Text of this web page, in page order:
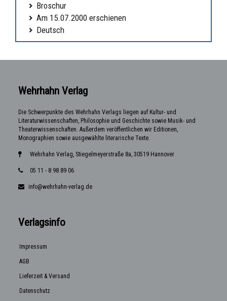
Broschur
Am 15.07.2000 erschienen
Deutsch
Wehrhahn Verlag
Die Schwerpunkte des Wehrhahn Verlags liegen auf Kultur- und
Literaturwissenschaften, Philosophie und Geschichte sowie Musik- und
Theaterwissenschaften. Außerdem veröffentlichen wir Editionen,
Monographien sowie ausgewählte literarische Texte.
Wehrhahn Verlag, Stiegelmeyerstraße 8a, 30519 Hannover
05 11 - 8 98 89 06
info@wehrhahn-verlag.de
Verlagsinfo
Impressum
AGB
Lieferzeit & Versand
Datenschutz